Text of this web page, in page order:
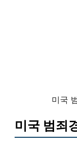
미국
미국 범죄